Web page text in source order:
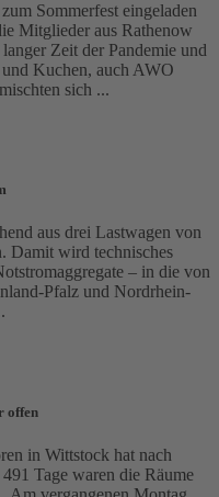
Sommerfest eingeladen
Mitglieder aus Rathenow
Zeit der Pandemie und
Kuchen, auch AWO
sich ...
aus drei Lastwagen von
Damit wird technisches
– in die von
Pfalz und Nordrhein-
offen
in Wittstock hat nach
Tage waren die Räume